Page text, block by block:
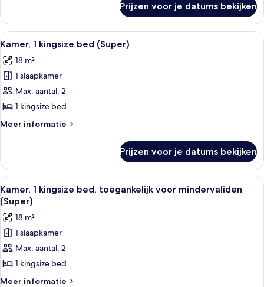
laden
1
kingsize
bed
Rooms)
Prijzen voor je datums bekijken
Alle
foto's
voor
Kamer,
1
kingsize
bed
(Super)
Een hotelkamer met twee bedden,
5
Kamer, 1 kingsize bed (Super)
18 m²
1 slaapkamer
Max. aantal: 2
1 kingsize bed
Meer informatie
Meer
1
kingsize
bed
(Super)
Prijzen voor je datums bekijken
Alle
foto's
voor
Kamer,
kingsize
bed,
toegankelijk
Een moderne hotelkamer met
6
Kamer, 1 kingsize bed, toegankelijk voor mindervaliden
(Super)
18 m²
1 slaapkamer
Max. aantal: 2
1 kingsize bed
Meer informatie
Meer